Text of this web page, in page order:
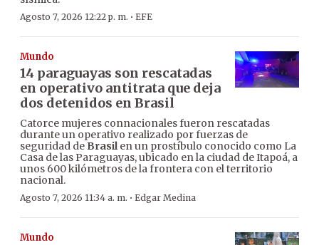
Agosto 7, 2026 12:22 p. m. · EFE
Mundo
14 paraguayas son rescatadas
en operativo antitrata que deja
dos detenidos en Brasil
Catorce mujeres connacionales fueron rescatadas
durante un operativo realizado por fuerzas de
seguridad de Brasilen un prostíbulo conocido como La
Casa de las Paraguayas, ubicado en la ciudad de Itapoá, a
unos 600 kilómetros de la frontera con el territorio
nacional.
Agosto 7, 2026 11:34 a. m. · Edgar Medina
Mundo